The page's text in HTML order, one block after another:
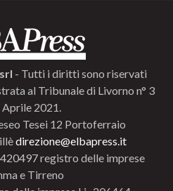
- Tutti i diritti sono riservati
al Tribunale di Livorno n° 3
Aprile 2021.
Tesei 12 Portoferraio
direzione@elbapress.it
registro delle imprese
e Tirreno